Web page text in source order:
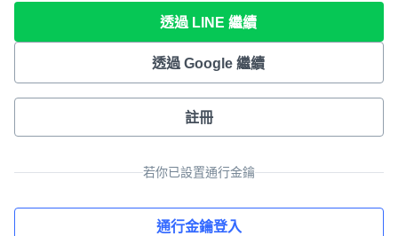
透過 LINE 繼續
透過 Google 繼續
註冊
若你已設置通行金鑰
通行金鑰登入